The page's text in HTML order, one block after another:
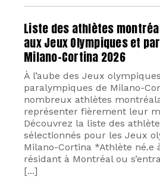
Liste des athlètes
aux Jeux Olympiques et
Milano-Cortina 2026
À l’aube des Jeux
paralympiques de Milano-
nombreux athlètes
représenter fièrement leur
Découvrez la liste des
sélectionnés pour les Jeux
Milano-Cortina *Athlète né.e
résidant à Montréal ou
[...]